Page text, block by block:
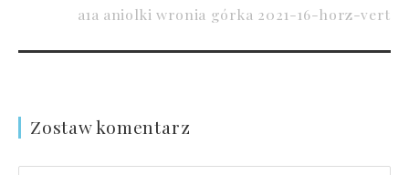
a1a aniolki wronia górka 2021-16-horz-vert
Zostaw komentarz